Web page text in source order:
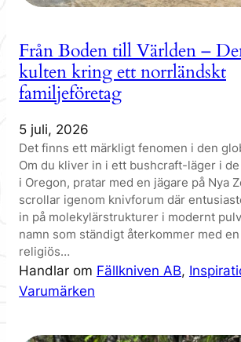
Från Boden till Världen –
kulten kring ett norrländskt
familjeföretag
5 juli, 2026
Det finns ett märkligt fenomen i den
Om du kliver in i ett bushcraft-läger i
i Oregon, pratar med en jägare på Nya
scrollar igenom knivforum där
in på molekylärstrukturer i modernt
namn som ständigt återkommer med
religiös…
Handlar om Fällkniven AB,
Varumärken